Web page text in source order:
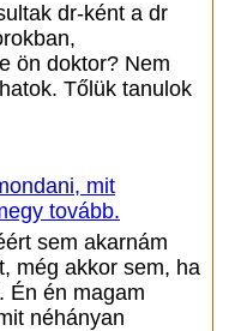
dr-ként a dr
ön doktor? Nem
Tőlük tanulok
mit
tovább.
sem akarnám
még akkor sem, ha
Én én magam
néhányan